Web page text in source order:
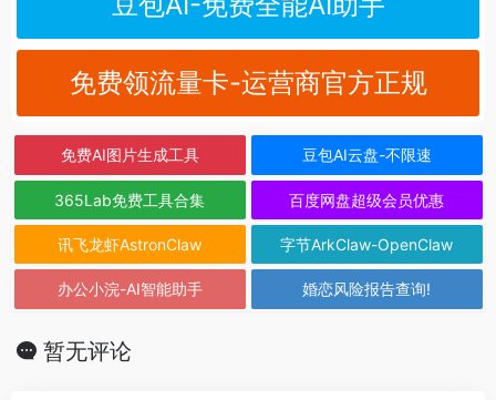
免费领流量卡-运营商官方正规
免费AI图片生成工具 豆包AI云盘-不限速
365Lab免费工具合集 百度网盘超级会员优惠
讯飞龙虾AstronClaw 字节ArkClaw-OpenClaw
办公小浣-AI智能助手 婚恋风险报告查询!
暂无评论